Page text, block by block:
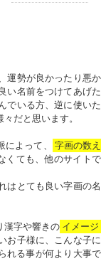
運勢が良かったり悪か
い名前をつけてあげた
でいる方、逆に使いた
だと思います。
よって、
字画の数え
くても、他のサイトで
はとても良い字画の名
漢字や響きの イメージ
お子様に、こんな子に
れる事が何より大事で